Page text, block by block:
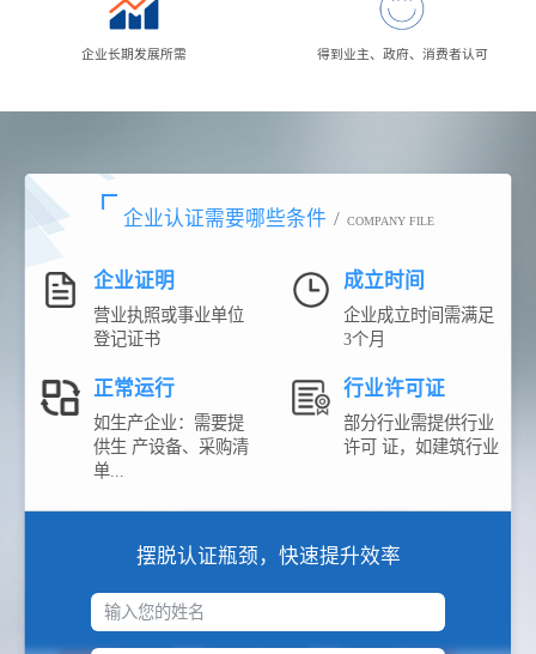
企业长期发展所需 得到业主、政府、消费者认可
企业认证需要哪些条件 / COMPANY FILE
企业证明
营业执照或事业单位
登记证书
成立时间
企业成立时间需满足
3个月
正常运行
如生产企业：需要提
供生 产设备、采购清
单...
行业许可证
部分行业需提供行业
许可 证，如建筑行业
摆脱认证瓶颈，快速提升效率
输入您的姓名